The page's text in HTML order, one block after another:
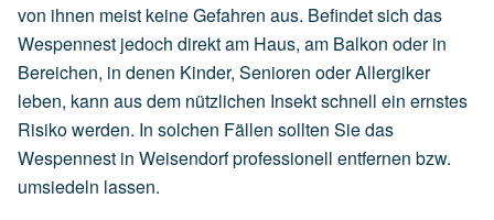
von ihnen meist keine Gefahren aus. Befindet sich das
Wespennest jedoch direkt am Haus, am Balkon oder in
Bereichen, in denen Kinder, Senioren oder Allergiker
leben, kann aus dem nützlichen Insekt schnell ein ernstes
Risiko werden. In solchen Fällen sollten Sie das
Wespennest in Weisendorf professionell entfernen bzw.
umsiedeln lassen.